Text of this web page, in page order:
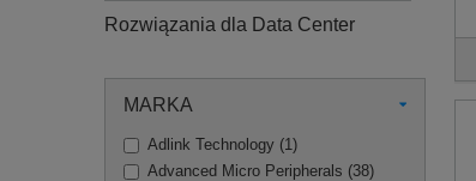
Rozwiązania dla Data Center
MARKA
Adlink Technology (1)
Advanced Micro Peripherals (38)